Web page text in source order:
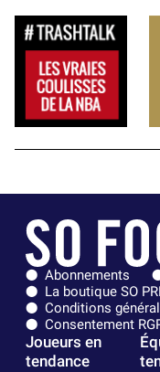
Abonnements
La boutique SO
Conditions
Consentement
Joueurs en
tendance